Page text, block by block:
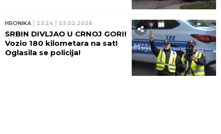
HRONIKA 23:24 03.02.2026
SRBIN DIVLJAO U CRNOJ GORI!
Vozio 180 kilometara na sat!
Oglasila se policija!